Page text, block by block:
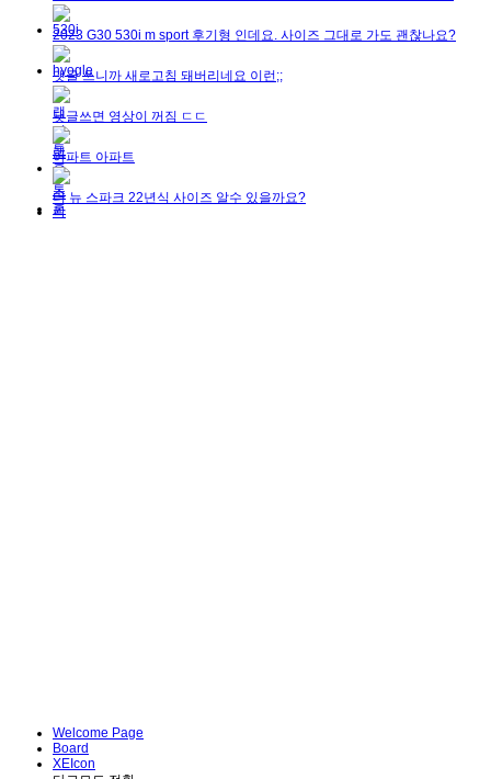
2023 G30 530i m sport 후기형 인데요. 사이즈 그대로 가도 괜찮나요?
댓글 쓰니까 새로고침 돼버리네요 이런;;
댓글쓰면 영상이 꺼짐 ㄷㄷ
아파트 아파트
더 뉴 스파크 22년식 사이즈 알수 있을까요?
Welcome Page
Board
XEIcon